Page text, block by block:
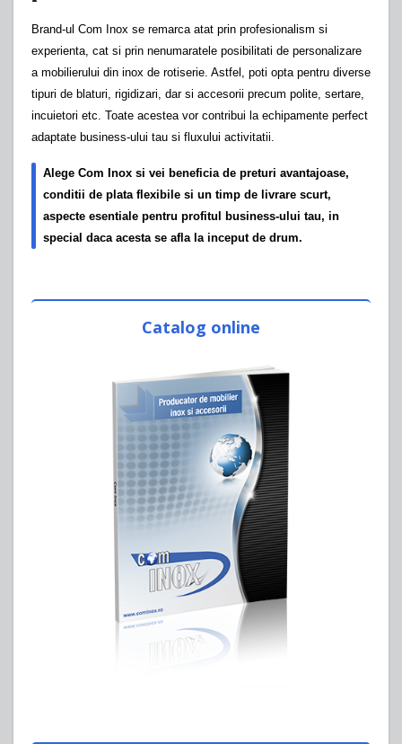
Brand-ul Com Inox se remarca atat prin profesionalism si
experienta, cat si prin nenumaratele posibilitati de personalizare
a mobilierului din inox de rotiserie. Astfel, poti opta pentru diverse
tipuri de blaturi, rigidizari, dar si accesorii precum polite, sertare,
incuietori etc. Toate acestea vor contribui la echipamente perfect
adaptate business-ului tau si fluxului activitatii.
Alege Com Inox si vei beneficia de preturi avantajoase,
conditii de plata flexibile si un timp de livrare scurt,
aspecte esentiale pentru profitul business-ului tau, in
special daca acesta se afla la inceput de drum.
Catalog online